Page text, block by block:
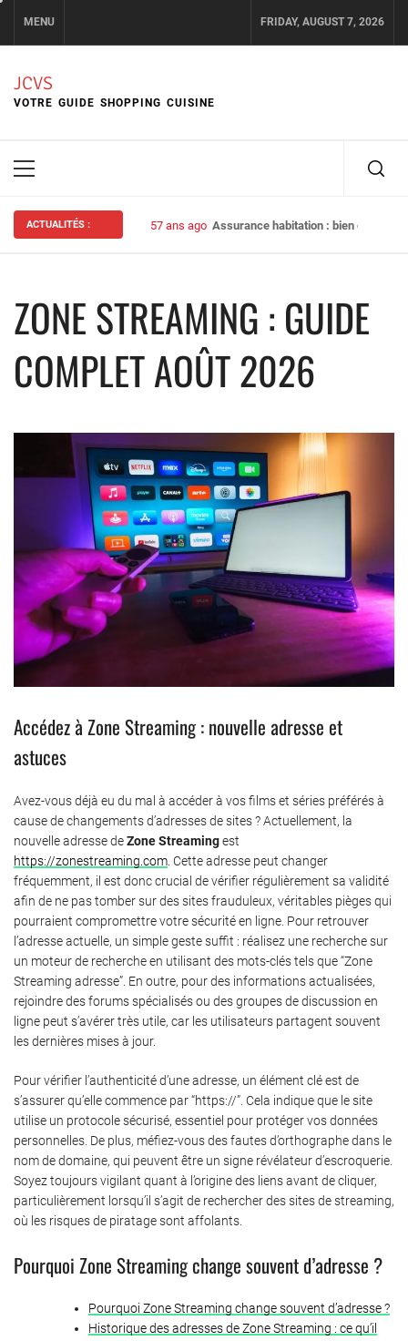
content
MENU FRIDAY, AUGUST 7, 2026
JCVS
VOTRE GUIDE SHOPPING CUISINE
Primary
ACTUALITÉS : 57 ans ago Assurance habitation : bien choisir
ZONE STREAMING : GUIDE
COMPLET AOÛT 2026
Accédez à Zone Streaming : nouvelle adresse et
astuces
Avez-vous déjà eu du mal à accéder à vos films et séries préférés à
cause de changements d’adresses de sites ? Actuellement, la
nouvelle adresse deZone Streamingest
https://zonestreaming.com . Cette adresse peut changer
fréquemment, il est donc crucial de vérifier régulièrement sa validité
afin de ne pas tomber sur des sites frauduleux, véritables pièges qui
pourraient compromettre votre sécurité en ligne. Pour retrouver
l’adresse actuelle, un simple geste suffit : réalisez une recherche sur
un moteur de recherche en utilisant des mots-clés tels que “Zone
Streaming adresse”. En outre, pour des informations actualisées,
rejoindre des forums spécialisés ou des groupes de discussion en
ligne peut s’avérer très utile, car les utilisateurs partagent souvent
les dernières mises à jour.
Pour vérifier l’authenticité d’une adresse, un élément clé est de
s’assurer qu’elle commence par “https://”. Cela indique que le site
utilise un protocole sécurisé, essentiel pour protéger vos données
personnelles. De plus, méfiez-vous des fautes d’orthographe dans le
nom de domaine, qui peuvent être un signe révélateur d’escroquerie.
Soyez toujours vigilant quant à l’origine des liens avant de cliquer,
particulièrement lorsqu’il s’agit de rechercher des sites de streaming,
où les risques de piratage sont affolants.
Pourquoi Zone Streaming change souvent d’adresse ?
Pourquoi Zone Streaming change souvent d’adresse ?
Historique des adresses de Zone Streaming : ce qu’il